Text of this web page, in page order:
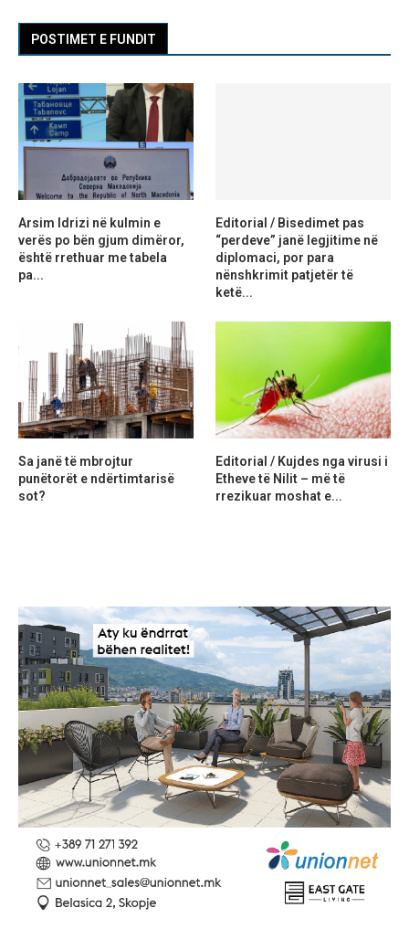
POSTIMET E FUNDIT
Arsim Idrizi në kulmin e
verës po bën gjum dimëror,
është rrethuar me tabela
pa...
Editorial / Bisedimet pas
“perdeve” janë legjitime në
diplomaci, por para
nënshkrimit patjetër të
ketë...
Sa janë të mbrojtur
punëtorët e ndërtimtarisë
sot?
Editorial / Kujdes nga virusi i
Etheve të Nilit – më të
rrezikuar moshat e...